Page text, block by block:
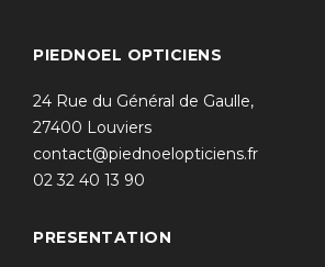
PIEDNOEL OPTICIENS
24 Rue du Général de Gaulle,
27400 Louviers
contact@piednoelopticiens.fr
02 32 40 13 90
PRESENTATION